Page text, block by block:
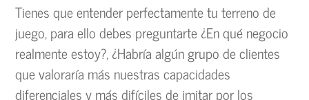
Tienes que entender perfectamente tu terreno de
juego, para ello debes preguntarte ¿En qué negocio
realmente estoy?, ¿Habría algún grupo de clientes
que valoraría más nuestras capacidades
diferenciales y más difíciles de imitar por los